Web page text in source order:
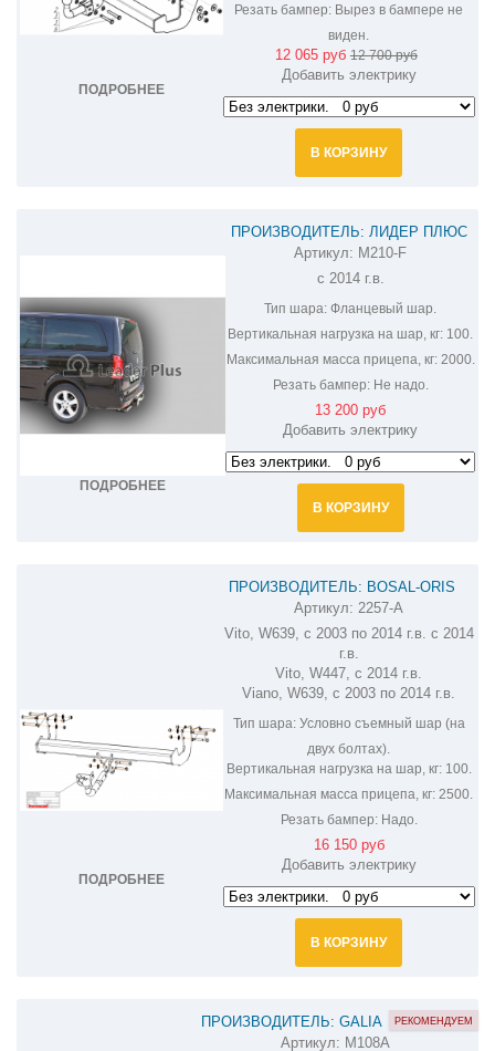
ПОДРОБНЕЕ
Резать бампер: Вырез в бампере не
виден.
12 065 руб 12 700 руб
Добавить электрику
В КОРЗИНУ
ПОДРОБНЕЕ
ПРОИЗВОДИТЕЛЬ: ЛИДЕР ПЛЮС
ФАРКОП НА MERCEDES-BENZ VITO
M210-F
Артикул: M210-F
с 2014 г.в.
Тип шара: Фланцевый шар.
Вертикальная нагрузка на шар, кг: 100.
Максимальная масса прицепа, кг:2000.
Резать бампер:Не надо.
13 200 руб
Добавить электрику
В КОРЗИНУ
ПОДРОБНЕЕ
ПРОИЗВОДИТЕЛЬ: BOSAL-ORIS
ФАРКОП НА MERCEDES VIANO-VITO
2257-A
Артикул: 2257-A
Vito, W639, с 2003 по 2014 г.в. с 2014
г.в.
Vito, W447, с 2014 г.в.
Viano, W639, с 2003 по 2014 г.в.
Тип шара:Условно съемный шар (на
двух болтах).
Вертикальная нагрузка на шар, кг:100.
Максимальная масса прицепа, кг: 2500.
Резать бампер:Надо.
16 150 руб
Добавить электрику
В КОРЗИНУ
ПРОИЗВОДИТЕЛЬ: GALIA
ОЦИНКОВАННЫЙ ФАРКОП НА
Артикул: M108A
РЕКОМЕНДУЕМ